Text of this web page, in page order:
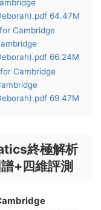
64.47M
Cambridge
66.24M
Cambridge
69.47M
終極解析
+四維評測